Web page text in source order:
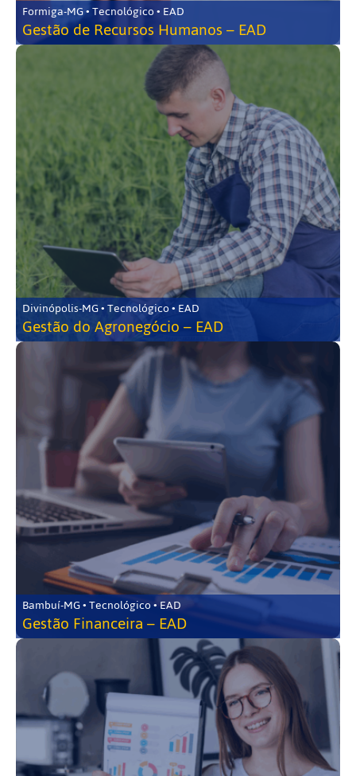
Formiga-MG • Tecnológico • EAD
Gestão de Recursos Humanos – EAD
Divinópolis-MG • Tecnológico • EAD
Gestão do Agronegócio – EAD
Bambuí-MG • Tecnológico • EAD
Gestão Financeira – EAD